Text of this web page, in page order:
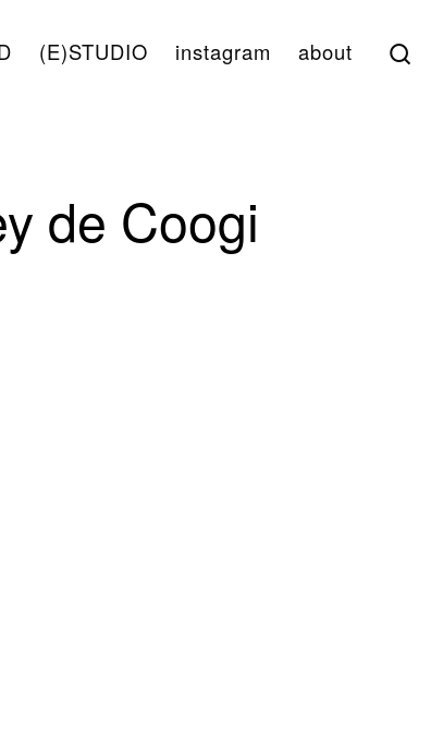
(E)STUDIO instagram about
de Coogi